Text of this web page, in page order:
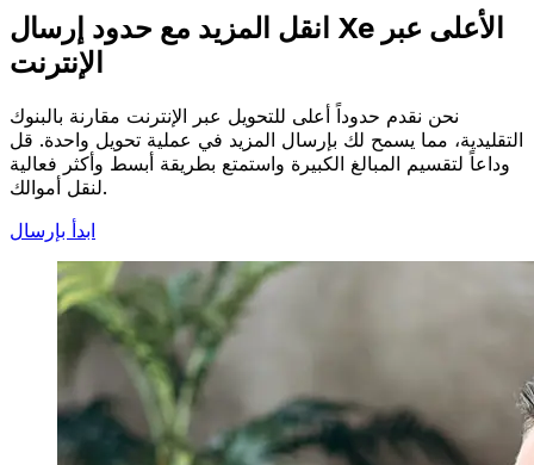
انقل المزيد مع حدود إرسال Xe الأعلى عبر
الإنترنت
نحن نقدم حدوداً أعلى للتحويل عبر الإنترنت مقارنة بالبنوك
التقليدية، مما يسمح لك بإرسال المزيد في عملية تحويل واحدة. قل
وداعاً لتقسيم المبالغ الكبيرة واستمتع بطريقة أبسط وأكثر فعالية
لنقل أموالك.
ابدأ بإرسال